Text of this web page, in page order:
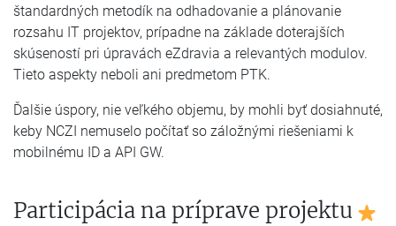
štandardných metodík na odhadovanie a plánovanie
rozsahu IT projektov, prípadne na základe doterajších
skúseností pri úpravách eZdravia a relevantých modulov.
Tieto aspekty neboli ani predmetom PTK.
Ďalšie úspory, nie veľkého objemu, by mohli byť dosiahnuté,
keby NCZI nemuselo počítať so záložnými riešeniami k
mobilnému ID a API GW.
Participácia na príprave projektu